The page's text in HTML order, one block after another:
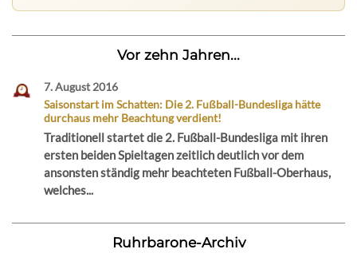
Vor zehn Jahren...
7. August 2016
Saisonstart im Schatten: Die 2. Fußball-Bundesliga hätte
durchaus mehr Beachtung verdient!
Traditionell startet die 2. Fußball-Bundesliga mit ihren
ersten beiden Spieltagen zeitlich deutlich vor dem
ansonsten ständig mehr beachteten Fußball-Oberhaus,
welches...
Ruhrbarone-Archiv